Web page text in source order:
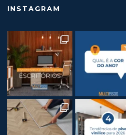
INSTAGRAM